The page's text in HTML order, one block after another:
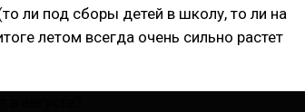
ли под сборы детей в школу, то ли на
летом всегда очень сильно растет